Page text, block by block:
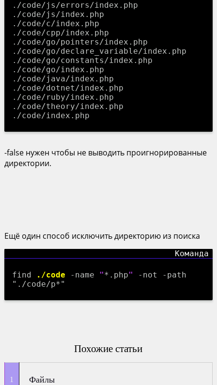
./code/js/errors/index.php
./code/js/index.php
./code/c/index.php
./code/cpp/index.php
./code/go/pointers/index.php
./code/go/declare_variable/index.php
./code/go/constants/index.php
./code/go/index.php
./code/java/index.php
./code/dotnet/index.php
./code/ruby/index.php
./code/theory/index.php
-false нужен чтобы не выводить проигнорированные
директории.
Ещё один способ исключить директорию из поиска
find ./code -name "*.php"
-not -path
"./code/p*"
Похожие статьи
Файлы